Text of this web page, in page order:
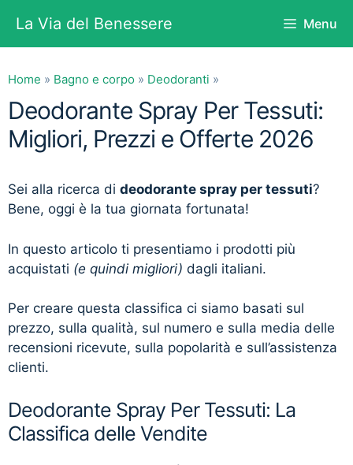
contenuto
La Via del Benessere Menu
Home » Bagno e corpo » Deodoranti »
Deodorante Spray Per Tessuti:
Migliori, Prezzi e Offerte 2026
Sei alla ricerca di deodorante spray per tessuti?
Bene, oggi è la tua giornata fortunata!
In questo articolo ti presentiamo i prodotti più
acquistati (e quindi migliori) dagli italiani.
Per creare questa classifica ci siamo basati sul
prezzo, sulla qualità, sul numero e sulla media delle
recensioni ricevute, sulla popolarità e sull’assistenza
clienti.
Deodorante Spray Per Tessuti: La
Classifica delle Vendite